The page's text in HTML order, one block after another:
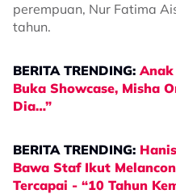
perempuan, Nur Fatima
tahun.
BERITA TRENDING:Anak
Buka Showcase, Misha
Dia…”
BERITA TRENDING:
Bawa Staf Ikut
Tercapai - “10 Tahun